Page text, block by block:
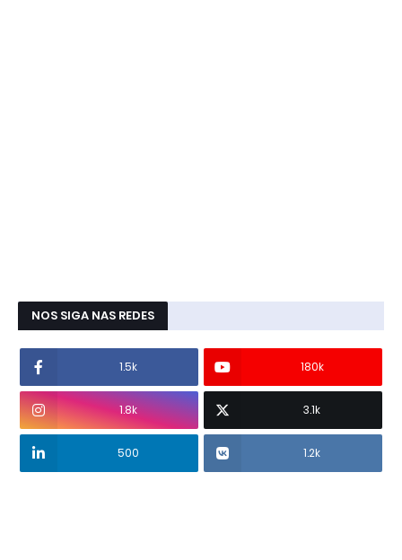
NOS SIGA NAS REDES
1.5k 180k
1.8k 3.1k
500 1.2k